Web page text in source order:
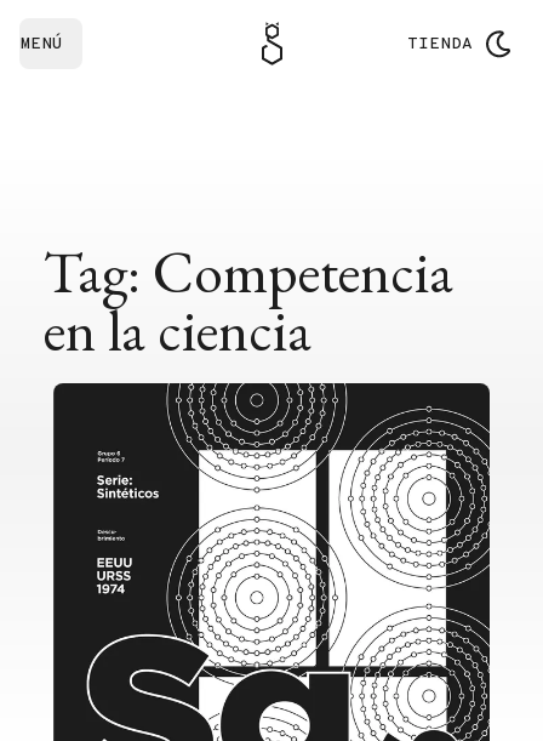
MENÚ TIENDA
Tag: Competencia
en la ciencia